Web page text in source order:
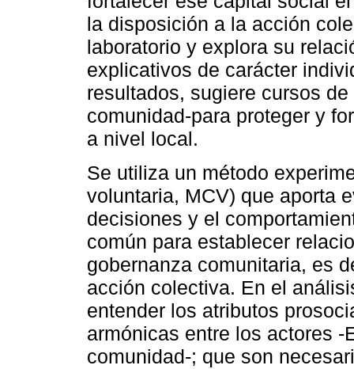
la disposición a la acción
laboratorio y explora su
explicativos de carácter
resultados, sugiere cursos
comunidad-para proteger y
a nivel local.
Se utiliza un método
voluntaria, MCV) que aporta
decisiones y el
común para establecer
gobernanza comunitaria, es
acción colectiva. En el
entender los atributos
armónicas entre los actores
comunidad-; que son